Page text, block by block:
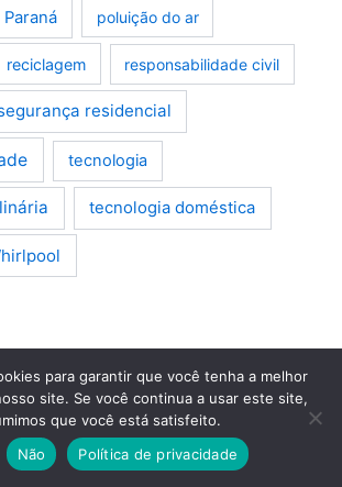
Paraná poluição do ar
reciclagem responsabilidade civil
residencial
tecnologia
tecnologia doméstica
Assistência Técnica
precisa de reparo?
técnica confiável na sua região e mantenha
funcionando perfeitamente.
para garantir que você tenha a melhor
site. Se você continua a usar este site,
que você está satisfeito.
Não Política de privacidade